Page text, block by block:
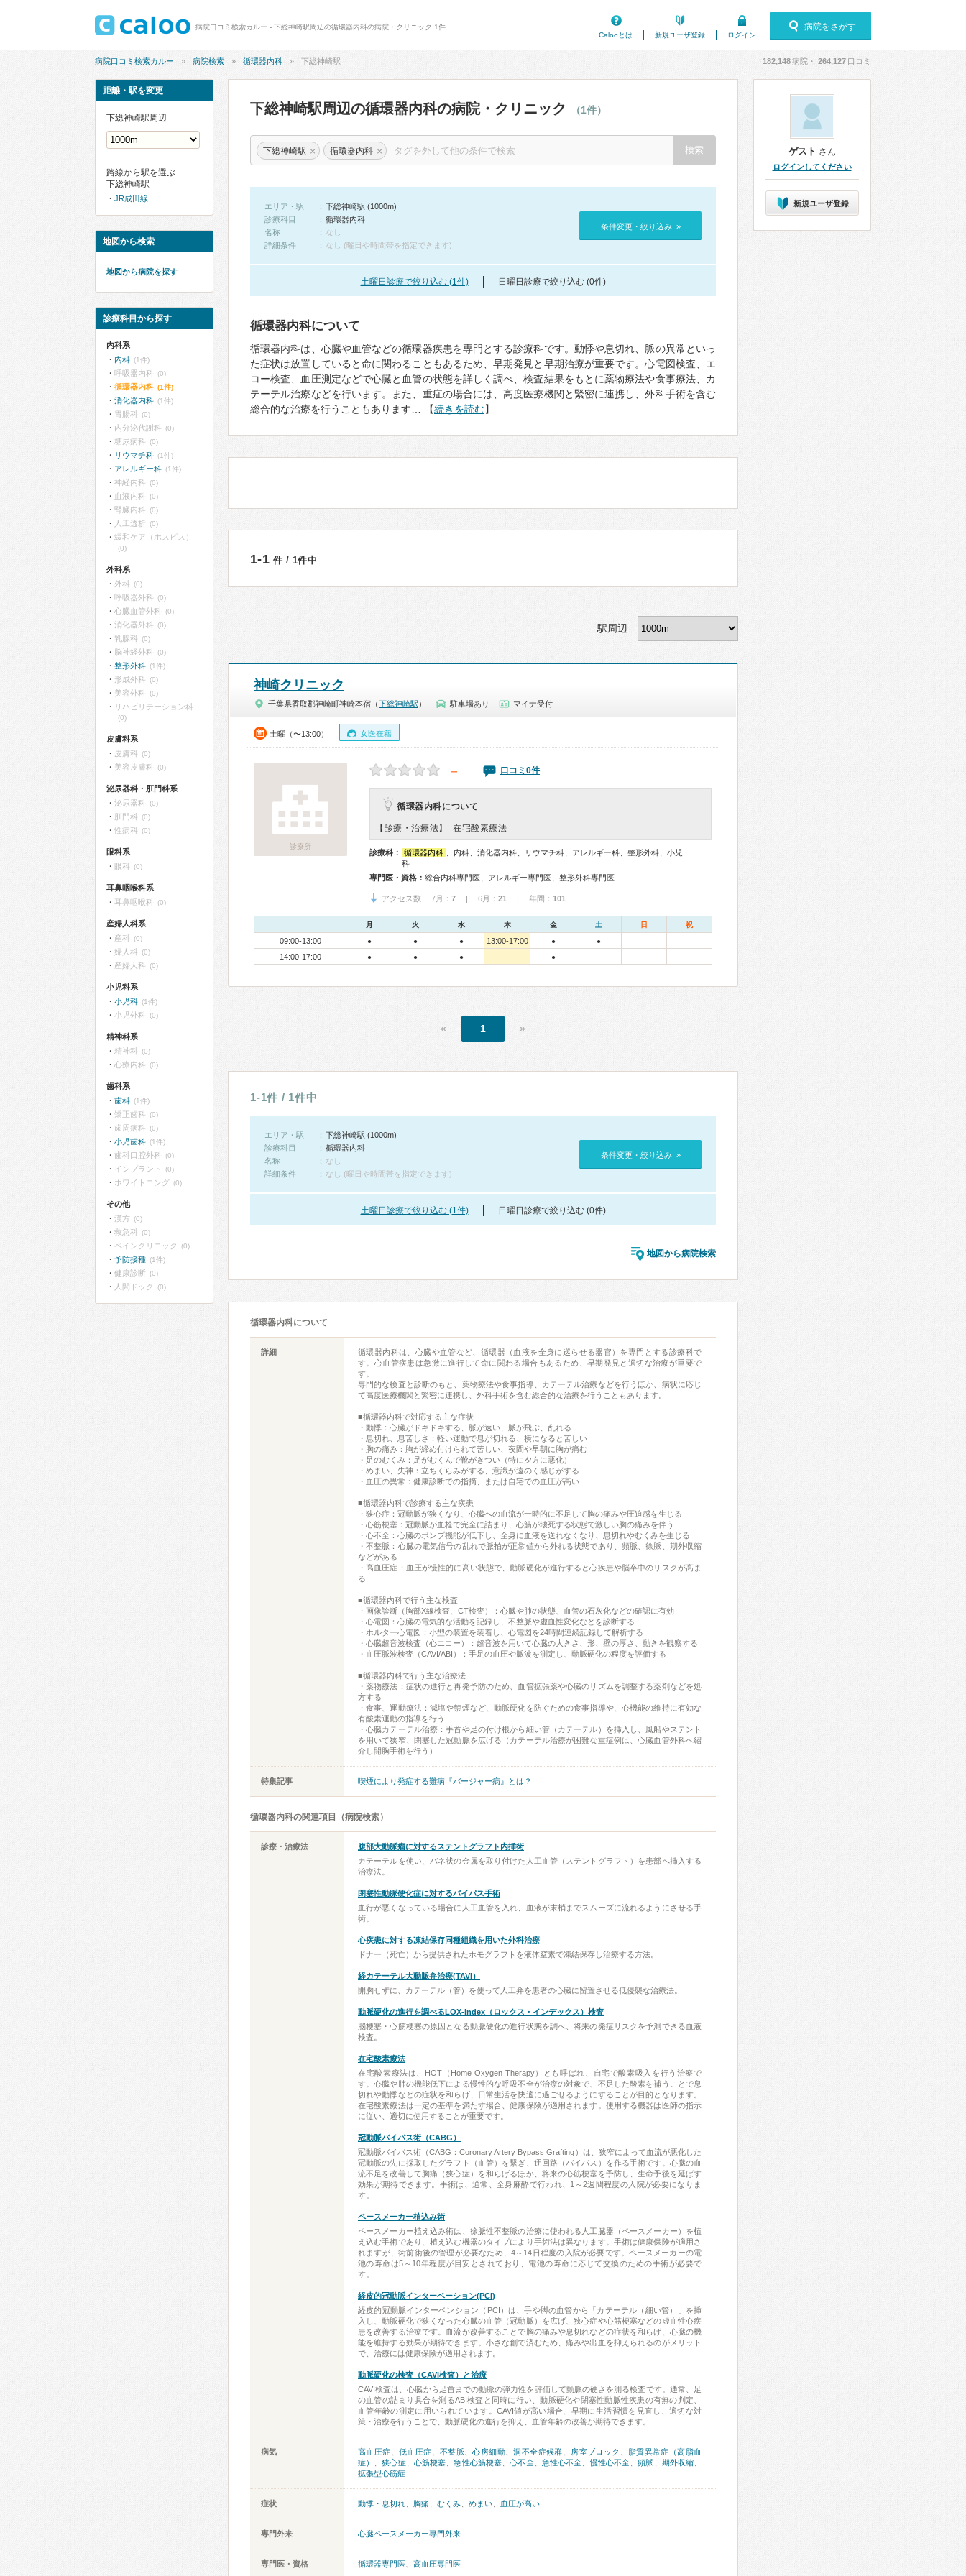
病院口コミ検索カルー - 下総神崎駅周辺の循環器内科の病院・クリニック 1件
Calooとは
新規ユーザ登録 ログイン
病院をさがす
病院口コミ検索カルー 病院検索 循環器内科 下総神崎駅 182,148病院・ 264,127 口コミ
下総神崎駅周辺の循環器内科の病院・クリニック （1件）
下総神崎駅 × 循環器内科 ×
エリア・駅
下総神崎駅 (1000m)
診療科目
循環器内科
名称
なし
詳細条件
なし (曜日や時間帯を指定できます)
条件変更・絞り込み »
土曜日診療で絞り込む (1件) 日曜日診療で絞り込む (0件)
循環器内科について
循環器内科は、心臓や血管などの循環器疾患を専門とする診療科です。動悸や息切れ、脈の異常といっ
た症状は放置していると命に関わることもあるため、早期発見と早期治療が重要です。心電図検査、エ
コー検査、血圧測定などで心臓と血管の状態を詳しく調べ、検査結果をもとに薬物療法や食事療法、カ
テーテル治療などを行います。また、重症の場合には、高度医療機関と緊密に連携し、外科手術を含む
総合的な治療を行うこともあります… 【続きを読む】
1-1 件 / 1件中
駅周辺
神崎クリニック
千葉県香取郡神崎町神崎本宿（下総神崎駅 ） 駐車場あり マイナ受付
土曜（〜13:00） 女医在籍
診療所
－ 口コミ0件
循環器内科について
【診療・治療法】 在宅酸素療法
診療科： 循環器内科
、内科、消化器内科、リウマチ科、アレルギー科、整形外科、小児
科
専門医・資格： 総合内科専門医、アレルギー専門医、整形外科専門医
アクセス数 7月： 7 | 6月： 21 | 年間： 101
月 火 水 木 金 土 日 祝
09:00-13:00 ● ● ● 13:00-17:00 ● ●
14:00-17:00 ● ● ● ●
« 1 »
1-1件 / 1件中
エリア・駅
下総神崎駅 (1000m)
診療科目
循環器内科
名称
なし
詳細条件
なし (曜日や時間帯を指定できます)
条件変更・絞り込み »
土曜日診療で絞り込む (1件) 日曜日診療で絞り込む (0件)
地図から病院検索
循環器内科について
詳細
循環器内科は、心臓や血管など、循環器（血液を全身に巡らせる器官）を専門とする診療科で
す。心血管疾患は急激に進行して命に関わる場合もあるため、早期発見と適切な治療が重要で
す。
専門的な検査と診断のもと、薬物療法や食事指導、カテーテル治療などを行うほか、病状に応じ
て高度医療機関と緊密に連携し、外科手術を含む総合的な治療を行うこともあります。
■循環器内科で対応する主な症状
・動悸：心臓がドキドキする、脈が速い、脈が飛ぶ、乱れる
・息切れ、息苦しさ：軽い運動で息が切れる、横になると苦しい
・胸の痛み：胸が締め付けられて苦しい、夜間や早朝に胸が痛む
・足のむくみ：足がむくんで靴がきつい（特に夕方に悪化）
・めまい、失神：立ちくらみがする、意識が遠のく感じがする
・血圧の異常：健康診断での指摘、または自宅での血圧が高い
■循環器内科で診療する主な疾患
・狭心症：冠動脈が狭くなり、心臓への血流が一時的に不足して胸の痛みや圧迫感を生じる
・心筋梗塞：冠動脈が血栓で完全に詰まり、心筋が壊死する状態で激しい胸の痛みを伴う
・心不全：心臓のポンプ機能が低下し、全身に血液を送れなくなり、息切れやむくみを生じる
・不整脈：心臓の電気信号の乱れで脈拍が正常値から外れる状態であり、頻脈、徐脈、期外収縮
などがある
・高血圧症：血圧が慢性的に高い状態で、動脈硬化が進行すると心疾患や脳卒中のリスクが高ま
る
■循環器内科で行う主な検査
・画像診断（胸部X線検査、CT検査）：心臓や肺の状態、血管の石灰化などの確認に有効
・心電図：心臓の電気的な活動を記録し、不整脈や虚血性変化などを診断する
・ホルター心電図：小型の装置を装着し、心電図を24時間連続記録して解析する
・心臓超音波検査（心エコー）：超音波を用いて心臓の大きさ、形、壁の厚さ、動きを観察する
・血圧脈波検査（CAVI/ABI）：手足の血圧や脈波を測定し、動脈硬化の程度を評価する
■循環器内科で行う主な治療法
・薬物療法：症状の進行と再発予防のため、血管拡張薬や心臓のリズムを調整する薬剤などを処
方する
・食事、運動療法：減塩や禁煙など、動脈硬化を防ぐための食事指導や、心機能の維持に有効な
有酸素運動の指導を行う
・心臓カテーテル治療：手首や足の付け根から細い管（カテーテル）を挿入し、風船やステント
を用いて狭窄、閉塞した冠動脈を広げる（カテーテル治療が困難な重症例は、心臓血管外科へ紹
介し開胸手術を行う）
特集記事 喫煙により発症する難病『バージャー病』とは？
循環器内科の関連項目（病院検索）
診療・治療法
腹部大動脈瘤に対するステントグラフト内挿術
カテーテルを使い、バネ状の金属を取り付けた人工血管（ステントグラフト）を患部へ挿入する
治療法。
閉塞性動脈硬化症に対するバイパス手術
血行が悪くなっている場合に人工血管を入れ、血液が末梢までスムーズに流れるようにさせる手
術。
心疾患に対する凍結保存同種組織を用いた外科治療
ドナー（死亡）から提供されたホモグラフトを液体窒素で凍結保存し治療する方法。
経カテーテル大動脈弁治療(TAVI）
開胸せずに、カテーテル（管）を使って人工弁を患者の心臓に留置させる低侵襲な治療法。
動脈硬化の進行を調べるLOX-index（ロックス・インデックス）検査
脳梗塞・心筋梗塞の原因となる動脈硬化の進行状態を調べ、将来の発症リスクを予測できる血液
検査。
在宅酸素療法
在宅酸素療法は、HOT（Home Oxygen Therapy）とも呼ばれ、自宅で酸素吸入を行う治療で
す。心臓や肺の機能低下による慢性的な呼吸不全が治療の対象で、不足した酸素を補うことで息
切れや動悸などの症状を和らげ、日常生活を快適に過ごせるようにすることが目的となります。
在宅酸素療法は一定の基準を満たす場合、健康保険が適用されます。使用する機器は医師の指示
に従い、適切に使用することが重要です。
冠動脈バイパス術（CABG）
冠動脈バイパス術（CABG：Coronary Artery Bypass Grafting）は、狭窄によって血流が悪化した
冠動脈の先に採取したグラフト（血管）を繋ぎ、迂回路（バイパス）を作る手術です。心臓の血
流不足を改善して胸痛（狭心症）を和らげるほか、将来の心筋梗塞を予防し、生命予後を延ばす
効果が期待できます。手術は、通常、全身麻酔で行われ、1～2週間程度の入院が必要になりま
す。
ペースメーカー植込み術
ペースメーカー植え込み術は、徐脈性不整脈の治療に使われる人工臓器（ペースメーカー）を植
え込む手術であり、植え込む機器のタイプにより手術法は異なります。手術は健康保険が適用さ
れますが、術前術後の管理が必要なため、4～14日程度の入院が必要です。ペースメーカーの電
池の寿命は5～10年程度が目安とされており、電池の寿命に応じて交換のための手術が必要で
す。
経皮的冠動脈インターベーション(PCI)
経皮的冠動脈インターベンション（PCI）は、手や脚の血管から「カテーテル（細い管）」を挿
入し、動脈硬化で狭くなった心臓の血管（冠動脈）を広げ、狭心症や心筋梗塞などの虚血性心疾
患を改善する治療です。血流が改善することで胸の痛みや息切れなどの症状を和らげ、心臓の機
能を維持する効果が期待できます。小さな創で済むため、痛みや出血を抑えられるのがメリット
で、治療には健康保険が適用されます。
動脈硬化の検査（CAVI検査）と治療
CAVI検査は、心臓から足首までの動脈の弾力性を評価して動脈の硬さを測る検査です。通常、足
の血管の詰まり具合を測るABI検査と同時に行い、動脈硬化や閉塞性動脈性疾患の有無の判定、
血管年齢の測定に用いられています。CAVI値が高い場合、早期に生活習慣を見直し、適切な対
策・治療を行うことで、動脈硬化の進行を抑え、血管年齢の改善が期待できます。
病気 高血圧症 低血圧症 不整脈 、心房細動 、洞不全症候群 房室ブロック
脂質異常症（高脂血
症）
、狭心症、 心筋梗塞 、急性心筋梗塞 、心不全、 急性心不全 、慢性心不全 、頻脈 期外収縮
拡張型心筋症
症状 動悸・息切れ 胸痛 むくみ めまい 血圧が高い
専門外来 心臓ペースメーカー専門外来
専門医・資格 循環器専門医 高血圧専門医
距離・駅を変更
下総神崎駅周辺
路線から駅を選ぶ
下総神崎駅
JR成田線
地図から検索
地図から病院を探す
診療科目から探す
内科系
内科 (1件)
呼吸器内科 (0)
循環器内科 (1件)
消化器内科 (1件)
胃腸科 (0)
内分泌代謝科 (0)
糖尿病科 (0)
リウマチ科 (1件)
アレルギー科 (1件)
神経内科 (0)
血液内科 (0)
腎臓内科 (0)
人工透析 (0)
緩和ケア（ホスピス）
(0)
外科系
外科 (0)
呼吸器外科 (0)
心臓血管外科 (0)
消化器外科 (0)
乳腺科 (0)
脳神経外科 (0)
整形外科 (1件)
形成外科 (0)
美容外科 (0)
リハビリテーション科
(0)
皮膚科系
皮膚科 (0)
美容皮膚科 (0)
泌尿器科・肛門科系
泌尿器科 (0)
肛門科 (0)
性病科 (0)
眼科系
眼科 (0)
耳鼻咽喉科系
耳鼻咽喉科 (0)
産婦人科系
産科 (0)
婦人科 (0)
産婦人科 (0)
小児科系
小児科 (1件)
小児外科 (0)
精神科系
精神科 (0)
心療内科 (0)
歯科系
歯科 (1件)
矯正歯科 (0)
歯周病科 (0)
小児歯科 (1件)
歯科口腔外科 (0)
インプラント (0)
ホワイトニング (0)
その他
漢方 (0)
救急科 (0)
ペインクリニック (0)
予防接種 (1件)
健康診断 (0)
人間ドック (0)
ゲスト さん
ログインしてください
新規ユーザ登録